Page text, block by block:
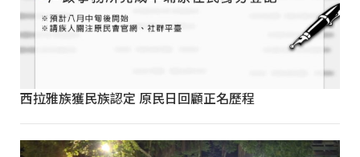
西拉雅族獲民族認定 原民日回顧正名歷程